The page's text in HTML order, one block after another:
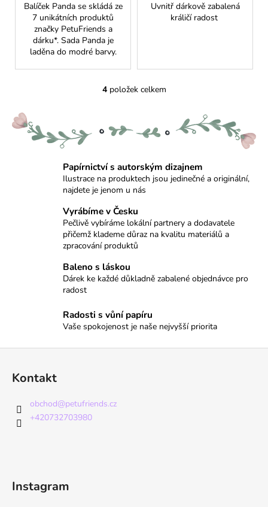
Balíček Panda se skládá ze
7 unikátních produktů
značky PetuFriends a
dárku*. Sada Panda je
laděna do modré barvy.
Uvnitř dárkově zabalená
králičí radost
O
á
c
í
r
v
k
y
ý
s
u
4položek celkem
Papírnictví s autorským dizajnem
Ilustrace na produktech jsou jedinečné a originální,
najdete je jenom u nás
Vyrábíme v Česku
Pečlivě vybíráme lokální partnery a dodavatele
přičemž klademe důraz na kvalitu materiálů a
zpracování produktů
Baleno s láskou
Dárek ke každé důkladně zabalené objednávce pro
radost
Radosti s vůní papíru
Vaše spokojenost je naše nejvyšší priorita
Kontakt
obchod@petufriends.cz
+420732703980
Instagram